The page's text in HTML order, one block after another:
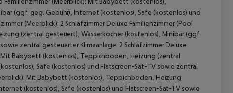
(ggf. geg. Gebühr), Internet (kostenlos), Safe (kostenlos) und
(Meerblick): 2 Schlafzimmer Deluxe Familienzimmer (Pool
(zentral gesteuert), Wasserkocher (kostenlos), Minibar (ggf.
zentral gesteuerter Klimaanlage. 2 Schlafzimmer Deluxe
Mit Babybett (kostenlos), Teppichboden, Heizung (zentral
Safe (kostenlos) und Flatscreen-Sat-TV sowie zentral
Mit Babybett (kostenlos), Teppichboden, Heizung
(kostenlos), Safe (kostenlos) und Flatscreen-Sat-TV sowie